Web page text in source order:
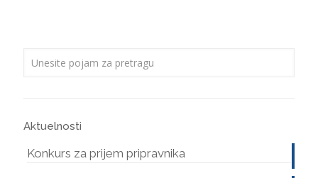
Aktuelnosti
Konkurs za prijem pripravnika